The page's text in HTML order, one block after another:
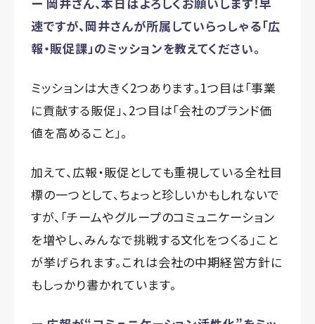
速ですが、岡井さんが所属していらっしゃる「広
報・販促課」のミッションを教えてください。
ミッションは大きく2つあります。1つ目は「事業
に貢献する販促」、2つ目は「会社のブランド価
値を高めること」。
加えて、広報・販促としても重視している全社目
標の一つとして、ちょっと珍しいかもしれないで
すが、「チームやグループのコミュニケーション
を増やし、みんなで挑戦する文化をつくる」こと
が挙げられます。これは会社の中期経営方針に
もしっかり書かれています。